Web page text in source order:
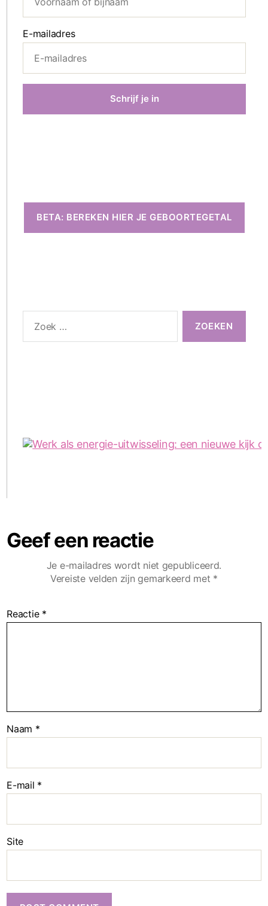
E-mailadres
BETA: BEREKEN HIER JE GEBOORTEGETAL
naar:
Geef een reactie
Je e-mailadres wordt niet gepubliceerd.
Vereiste velden zijn gemarkeerd met *
Reactie *
Naam *
E-mail *
Site